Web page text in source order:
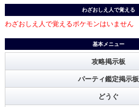
わざおしえ人で覚える
わざおしえ人で覚えるポケモンはいません
基本メニュー
攻略掲示板
パーティ鑑定掲示板
どうぐ